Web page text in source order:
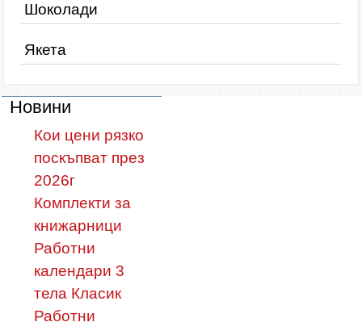
Шоколади
Якета
Новини
Кои цени рязко
поскъпват през
2026г
Комплекти за
книжарници
Работни
календари 3
тела Класик
Работни